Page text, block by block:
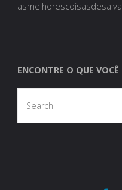
ENCONTRE O QUE VOCÊ